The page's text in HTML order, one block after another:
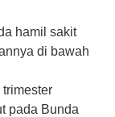
hamil sakit
di bawah
pada Bunda